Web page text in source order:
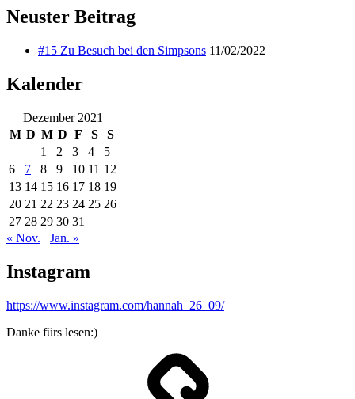
Neuster Beitrag
#15 Zu Besuch bei den Simpsons 11/02/2022
Kalender
Dezember 2021
M D M D F S
S
1
2 3 4
5
6
7 8 9 10 11 12
13 14 15 16 17 18 19
20 21 22 23 24 25 26
27 28 29 30 31
« Nov.
Jan. »
Instagram
https://www.instagram.com/hannah_26_09/
Danke fürs lesen:)